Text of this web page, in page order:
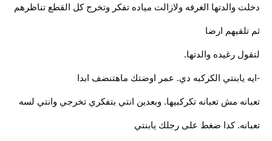
دخلت والدتها الغرفه ولازالت مياده تفكر وتخرج كل القطع تناظرهم
ثم تلقيهم ارضا
لتقول رغيده والدتها.
-ايه يابنتي الكركبه دي. عمر اوضتك ماهتنضف ابدا
تعبانه مش تعبانه تكركبيها. وبعدين انتي بتفكري تخرجي وانتي لسه
تعبانه. كدا ضغط على رجلك يابنتي